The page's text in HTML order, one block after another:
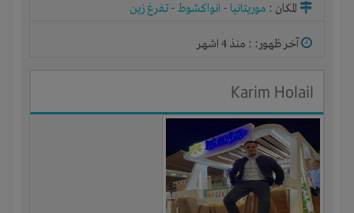
المكان : موريتانيا - انواكشوط- تفرغ زين
آخر ظهور: : منذ 4 اشهر
Karim Holail